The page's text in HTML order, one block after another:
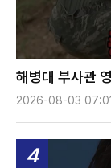
해병대 부사관
2026-08-03
4